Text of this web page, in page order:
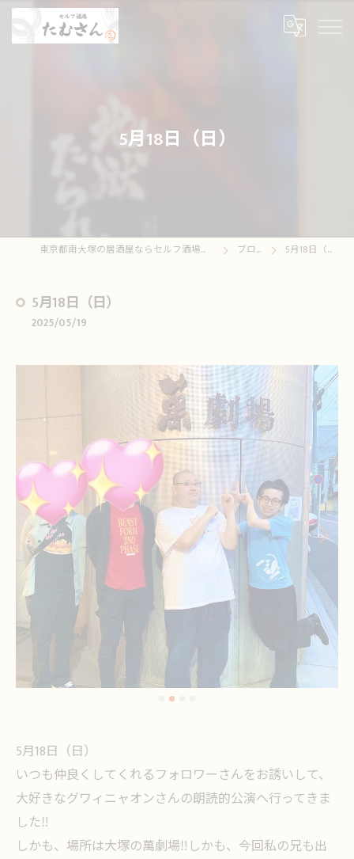
5月18日（日）
東京都南大塚の居酒屋ならセルフ酒場たむさん ブログ 5月18日（日）
5月18日（日）
2025/05/19
5月18日（日）
いつも仲良くしてくれるフォロワーさんをお誘いして、
大好きなグワィニャオンさんの朗読的公演へ行ってきま
した‼️
しかも、場所は大塚の萬劇場‼️しかも、今回私の兄も出